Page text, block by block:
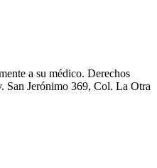
a su médico. Derechos
San Jerónimo 369, Col. La Otra